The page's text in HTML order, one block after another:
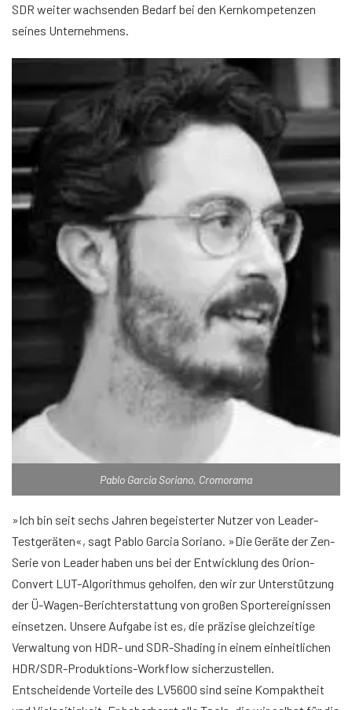
SDR weiter wachsenden Bedarf bei den Kernkompetenzen
seines Unternehmens.
Pablo Garcia Soriano, Cromorama
»Ich bin seit sechs Jahren begeisterter Nutzer von Leader-
Testgeräten«, sagt Pablo Garcia Soriano. »Die Geräte der Zen-
Serie von Leader haben uns bei der Entwicklung des Orion-
Convert LUT-Algorithmus geholfen, den wir zur Unterstützung
der Ü-Wagen-Berichterstattung von großen Sportereignissen
einsetzen. Unsere Aufgabe ist es, die präzise gleichzeitige
Verwaltung von HDR- und SDR-Shading in einem einheitlichen
HDR/SDR-Produktions-Workflow sicherzustellen.
Entscheidende Vorteile des LV5600 sind seine Kompaktheit